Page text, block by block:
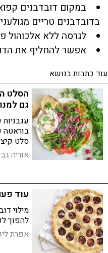
במקום דובדבנים
בדובדבנים טריים
לגרסה ללא אלכוהול
אפשר להחליף את
עוד כתבות בנושא
הסלט
גם
בוראטה
סלט
ורעננות
אוריה
עוד
מילוי
להפוך
אפרת